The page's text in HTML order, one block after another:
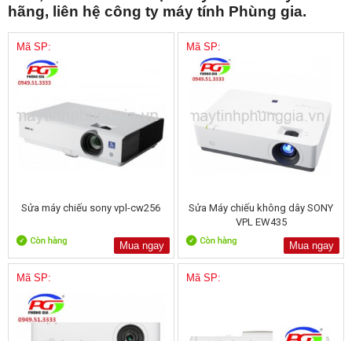
hãng, liên hệ công ty máy tính Phùng gia.
Mã SP:
Sửa máy chiếu sony vpl-cw256
Mua ngay
Mã SP:
Sửa Máy chiếu không dây SONY
VPL EW435
Mua ngay
Mã SP: Mã SP: